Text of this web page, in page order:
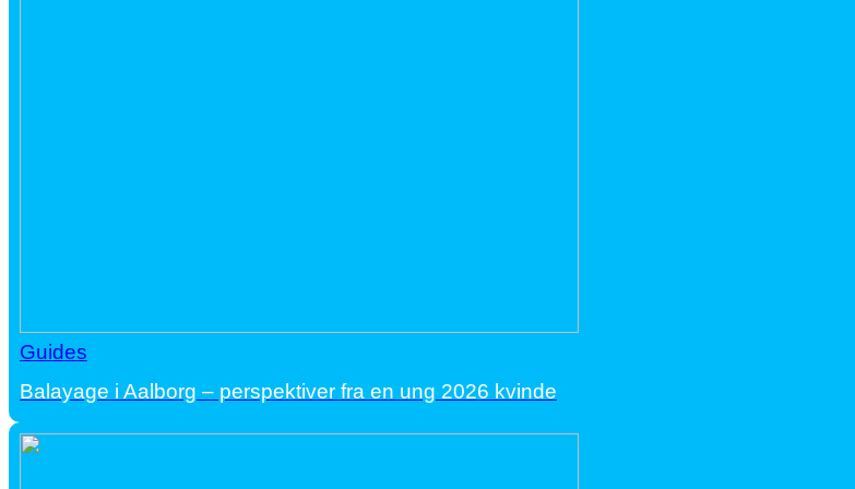
Guides
Balayage i Aalborg – perspektiver fra en ung 2026 kvinde